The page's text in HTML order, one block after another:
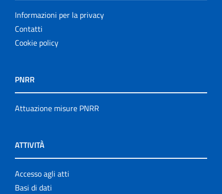
Informazioni per la privacy
Contatti
Cookie policy
PNRR
Attuazione misure PNRR
ATTIVITÀ
Accesso agli atti
Basi di dati